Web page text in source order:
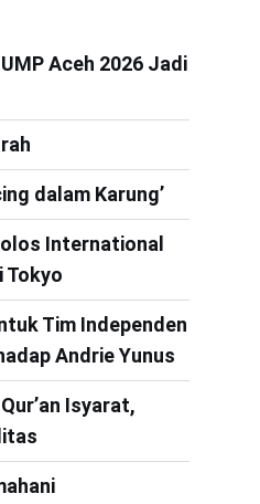
Aceh 2026 Jadi
dalam Karung’
International
Tokyo
Tim Independen
Andrie Yunus
Isyarat,